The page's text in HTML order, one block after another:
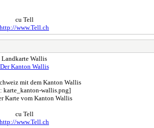
cu Tell
http://www.Tell.ch
Landkarte Wallis
Der Kanton Wallis
mit dem Kanton Wallis
Karte vom Kanton Wallis
cu Tell
http://www.Tell.ch